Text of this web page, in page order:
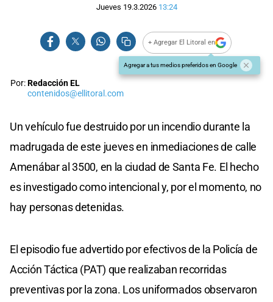
Jueves 19.3.2026 13:24
+ Agregar El Litoral en
Agregar a tus medios preferidos en Google
Por:Redacción EL
contenidos@ellitoral.com
Un vehículo fue destruido por un incendio durante la
madrugada de este jueves en inmediaciones de calle
Amenábar al 3500, en la ciudad de Santa Fe. El hecho
es investigado como intencional y, por el momento, no
hay personas detenidas.
El episodio fue advertido por efectivos de la Policía de
Acción Táctica (PAT) que realizaban recorridas
preventivas por la zona. Los uniformados observaron